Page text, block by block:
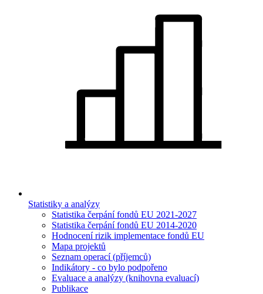
Statistiky a analýzy
Statistika čerpání fondů EU 2021-2027
Statistika čerpání fondů EU 2014-2020
Hodnocení rizik implementace fondů EU
Mapa projektů
Seznam operací (příjemců)
Indikátory - co bylo podpořeno
Evaluace a analýzy (knihovna evaluací)
Publikace